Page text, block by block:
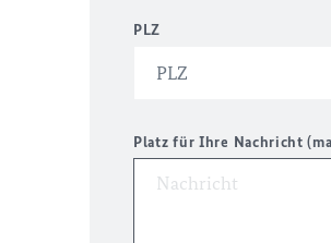
PLZ
Platz für Ihre Nachricht